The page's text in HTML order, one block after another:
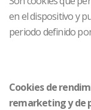
en el dispositivo y
periodo definido
Cookies de
remarketing y de